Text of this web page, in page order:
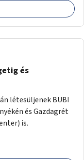
a megállókat.
és
létesüljenek BUBI
és Gazdagrét
is.